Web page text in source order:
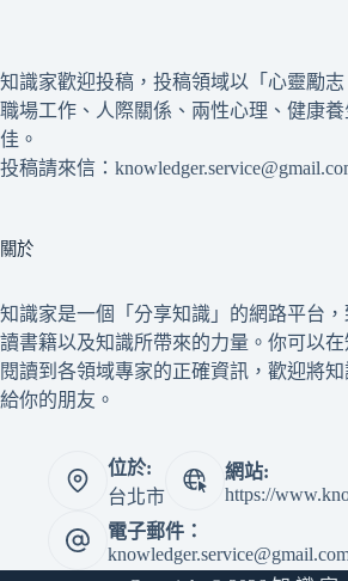
知識家歡迎投稿，投稿領域以「心靈勵志
職場工作、人際關係、兩性心理、健康
佳。
投稿請來信：
關於
知識家是一個「分享知識」的網路平台
讀書籍以及知識所帶來的力量。你可以
閱讀到各領域專家的正確資訊，歡迎將
給你的朋友。
位於:
台北市
網站:
https://
電子郵件：